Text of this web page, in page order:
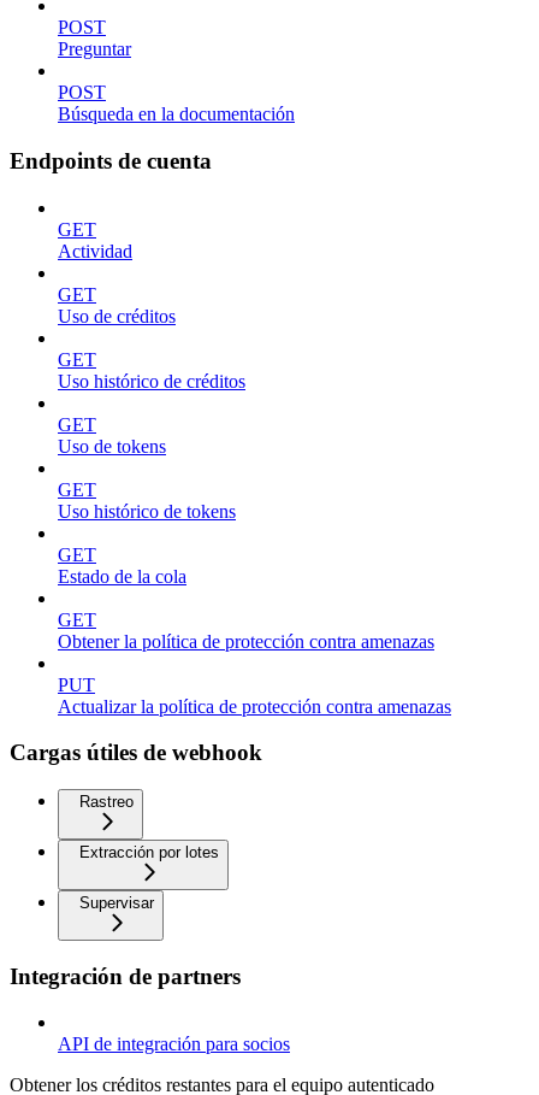
POST
Preguntar
POST
Búsqueda en la documentación
Endpoints de cuenta
GET
Actividad
GET
Uso de créditos
GET
Uso histórico de créditos
GET
Uso de tokens
GET
Uso histórico de tokens
GET
Estado de la cola
GET
Obtener la política de protección contra amenazas
PUT
Actualizar la política de protección contra amenazas
Cargas útiles de webhook
Rastreo
Extracción por lotes
Supervisar
Integración de partners
API de integración para socios
Obtener los créditos restantes para el equipo autenticado